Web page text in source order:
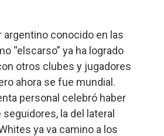
argentino conocido en las
“elscarso” ya ha logrado
otros clubes y jugadores
ahora se fue mundial.
personal celebró haber
seguidores, la del lateral
ya va camino a los